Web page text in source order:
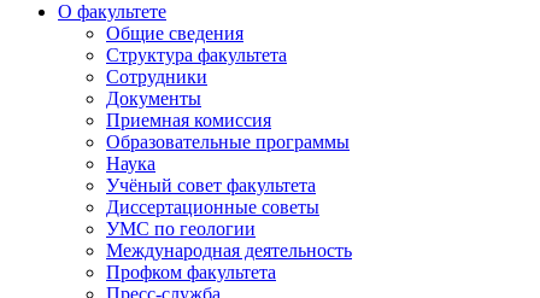
О факультете
Общие сведения
Структура факультета
Сотрудники
Документы
Приемная комиссия
Образовательные программы
Наука
Учёный совет факультета
Диссертационные советы
УМС по геологии
Международная деятельность
Профком факультета
Пресс-служба